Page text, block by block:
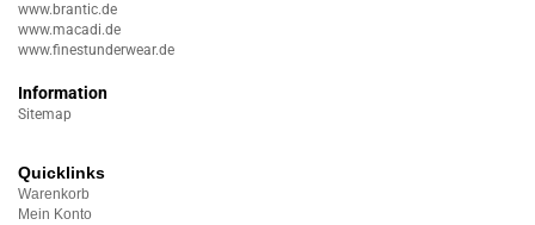
www.brantic.de
www.macadi.de
www.finestunderwear.de
Information
Sitemap
Quicklinks
Warenkorb
Mein Konto